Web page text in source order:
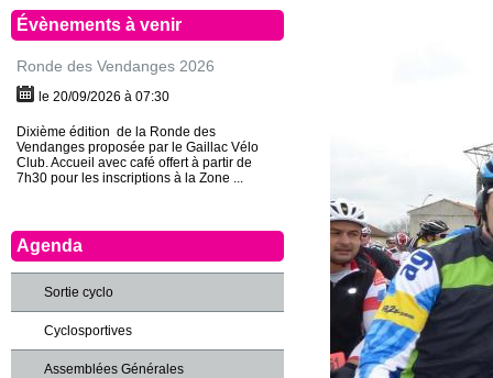
Évènements à venir
Ronde des Vendanges 2026
le 20/09/2026 à 07:30
Dixième édition de la Ronde des
Vendanges proposée par le Gaillac Vélo
Club. Accueil avec café offert à partir de
7h30 pour les inscriptions à la Zone ...
Agenda
Sortie cyclo
Cyclosportives
Assemblées Générales